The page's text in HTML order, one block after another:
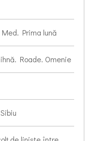
Prima lună
Roade. Omenie